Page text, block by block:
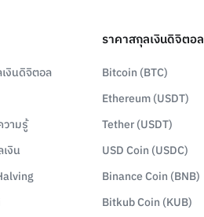
งินดิจิตอล
ามรู้
งิน
ราคาสกุลเงินดิจิตอล
Bitcoin (BTC)
Ethereum (USDT)
Tether (USDT)
USD Coin (USDC)
Binance Coin (BNB)
Bitkub Coin (KUB)